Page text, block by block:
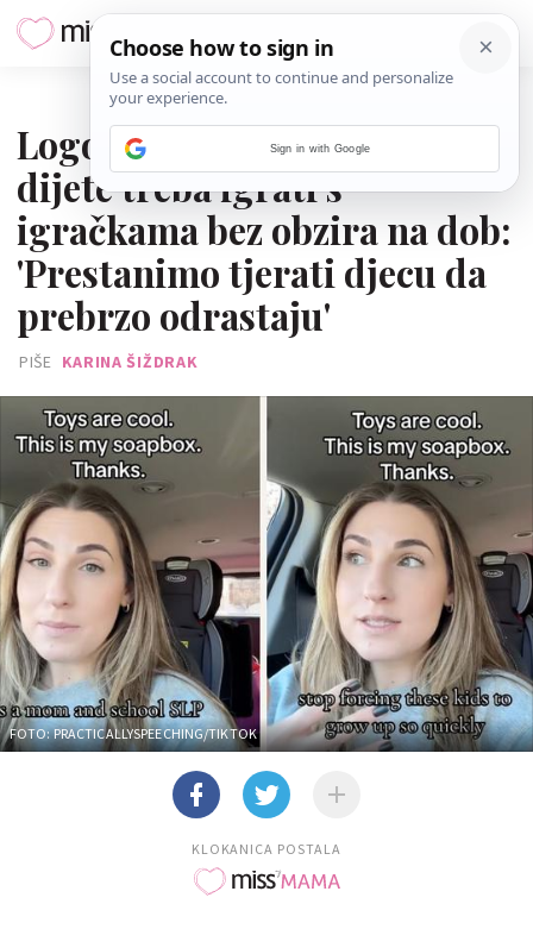
Logopetkinja kaže kako se
dijete treba igrati s
igračkama bez obzira na dob:
'Prestanimo tjerati djecu da
prebrzo odrastaju'
PIŠE KARINA ŠIŽDRAK
FOTO: PRACTICALLYSPEECHING/TIKTOK
KLOKANICA POSTALA
Sign in with Google